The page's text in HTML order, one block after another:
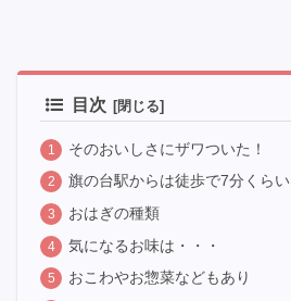
目次
そのおいしさにザワついた！
旗の台駅からは徒歩で7分くらい
おはぎの種類
気になるお味は・・・
おこわやお惣菜などもあり